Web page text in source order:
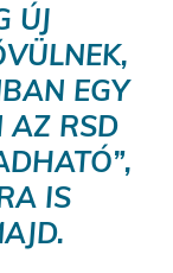
ÚJ
EGY
AZ RSD
IS